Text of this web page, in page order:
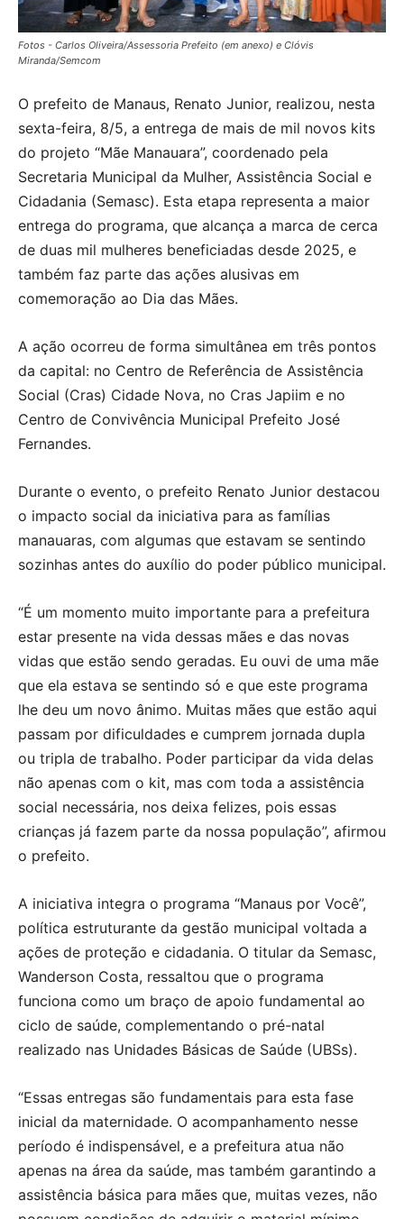
Fotos - Carlos Oliveira/Assessoria Prefeito (em anexo) e Clóvis
Miranda/Semcom
O prefeito de Manaus, Renato Junior, realizou, nesta
sexta-feira, 8/5, a entrega de mais de mil novos kits
do projeto “Mãe Manauara”, coordenado pela
Secretaria Municipal da Mulher, Assistência Social e
Cidadania (Semasc). Esta etapa representa a maior
entrega do programa, que alcança a marca de cerca
de duas mil mulheres beneficiadas desde 2025, e
também faz parte das ações alusivas em
comemoração ao Dia das Mães.
A ação ocorreu de forma simultânea em três pontos
da capital: no Centro de Referência de Assistência
Social (Cras) Cidade Nova, no Cras Japiim e no
Centro de Convivência Municipal Prefeito José
Fernandes.
Durante o evento, o prefeito Renato Junior destacou
o impacto social da iniciativa para as famílias
manauaras, com algumas que estavam se sentindo
sozinhas antes do auxílio do poder público municipal.
“É um momento muito importante para a prefeitura
estar presente na vida dessas mães e das novas
vidas que estão sendo geradas. Eu ouvi de uma mãe
que ela estava se sentindo só e que este programa
lhe deu um novo ânimo. Muitas mães que estão aqui
passam por dificuldades e cumprem jornada dupla
ou tripla de trabalho. Poder participar da vida delas
não apenas com o kit, mas com toda a assistência
social necessária, nos deixa felizes, pois essas
crianças já fazem parte da nossa população”, afirmou
o prefeito.
A iniciativa integra o programa “Manaus por Você”,
política estruturante da gestão municipal voltada a
ações de proteção e cidadania. O titular da Semasc,
Wanderson Costa, ressaltou que o programa
funciona como um braço de apoio fundamental ao
ciclo de saúde, complementando o pré-natal
realizado nas Unidades Básicas de Saúde (UBSs).
“Essas entregas são fundamentais para esta fase
inicial da maternidade. O acompanhamento nesse
período é indispensável, e a prefeitura atua não
apenas na área da saúde, mas também garantindo a
assistência básica para mães que, muitas vezes, não